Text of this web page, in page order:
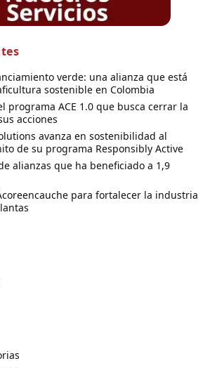
verde: una alianza que está
sostenible en Colombia
programa ACE 1.0 que busca cerrar la
acciones
avanza en sostenibilidad al
de su programa Responsibly Active
alianzas que ha beneficiado a 1,9
para fortalecer la industria